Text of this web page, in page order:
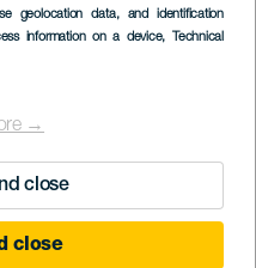
geolocation data, and identification
information on a device, Technical
→
close
close